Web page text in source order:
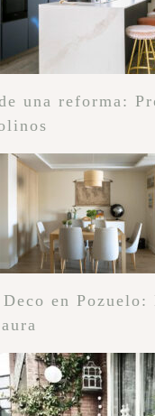
una reforma:
en Pozuelo: